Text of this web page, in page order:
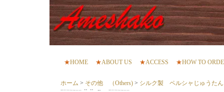
★HOME ★ABOUT US ★ACCESS ★HOW TO
ホーム > その他 （Others) > シルク製 ペルシャじゅうた